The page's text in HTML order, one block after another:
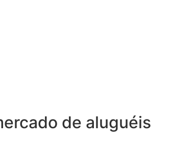
de aluguéis